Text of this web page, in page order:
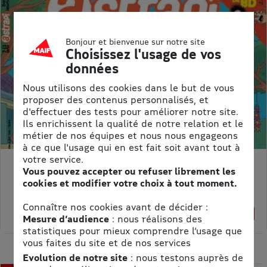
1% de remise
ASTRAPI
Prix kiosque :62,40 €
61,75 €
Bonjour et bienvenue sur notre site
Choisissez l'usage de vos
données
Nous utilisons des cookies dans le but de vous
proposer des contenus personnalisés, et
d'effectuer des tests pour améliorer notre site.
Ils enrichissent la qualité de notre relation et le
métier de nos équipes et nous nous engageons
à ce que l'usage qui en est fait soit avant tout à
votre service.
Vous pouvez accepter ou refuser librement les
cookies et modifier votre choix à tout moment.
Connaître nos cookies avant de décider :
Mesure d’audience: nous réalisons des
statistiques pour mieux comprendre l’usage que
vous faites du site et de nos services
Evolution de notre site: nous testons auprès de